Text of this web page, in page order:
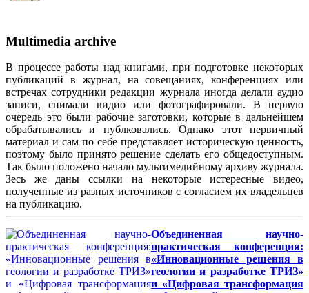
Multimedia archive
В процессе работы над книгами, при подготовке некоторых
публикаций в журнал, на совещаниях, конференциях или
встречах сотрудники редакции журнала иногда делали аудио
записи, снимали видио или фотографировали. В первую
очередь это были рабочие заготовки, которые в дальнейшем
обрабатывались и публковались. Однако этот первичный
материал и сам по себе представляет историческую ценность,
поэтому было принято решение сделать его общедоступным.
Так было положено начало мультимедийному архиву журнала.
Зесь же даны ссылки на некоторые истересные видео,
полученные из разных источников с согласием их владельцев
на публикацию.
Объединенная научно-
практическая конференция:
«Инновационные решения в
геологии и разработке ТРИЗ»
и «Цифровая трансформация